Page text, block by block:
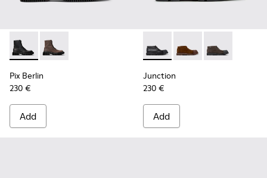
Pix Berlin - K300524-001 - Black Nubuck Ankle Boots for
Pix Berlin - K300524-002
Pix Berlin
230 €
Add
Junction - K300475-004 -
Junction - K300475-
Junction -
Junction
230 €
Add